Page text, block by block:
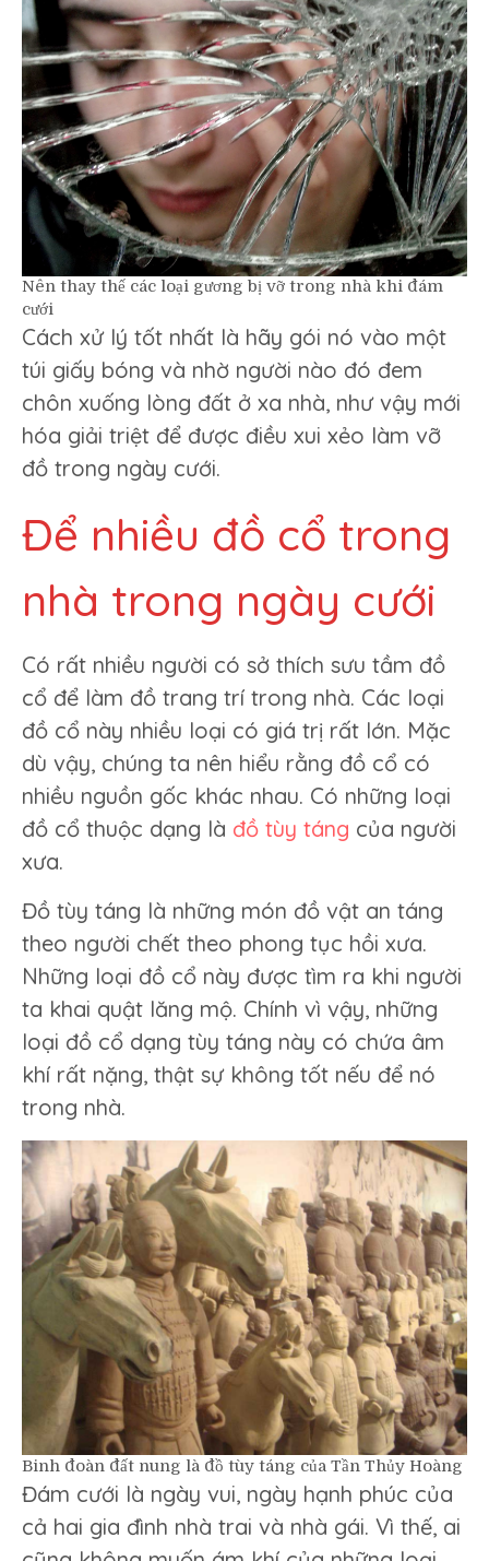
Nên thay thế các loại gương bị vỡ trong nhà khi đám
cưới
Cách xử lý tốt nhất là hãy gói nó vào một
túi giấy bóng và nhờ người nào đó đem
chôn xuống lòng đất ở xa nhà, như vậy mới
hóa giải triệt để được điều xui xẻo làm vỡ
đồ trong ngày cưới.
Để nhiều đồ cổ trong
nhà trong ngày cưới
Có rất nhiều người có sở thích sưu tầm đồ
cổ để làm đồ trang trí trong nhà. Các loại
đồ cổ này nhiều loại có giá trị rất lớn. Mặc
dù vậy, chúng ta nên hiểu rằng đồ cổ có
nhiều nguồn gốc khác nhau. Có những loại
đồ cổ thuộc dạng là đồ tùy táng của người
xưa.
Đồ tùy táng là những món đồ vật an táng
theo người chết theo phong tục hồi xưa.
Những loại đồ cổ này được tìm ra khi người
ta khai quật lăng mộ. Chính vì vậy, những
loại đồ cổ dạng tùy táng này có chứa âm
khí rất nặng, thật sự không tốt nếu để nó
trong nhà.
Binh đoàn đất nung là đồ tùy táng của Tần Thủy Hoàng
Đám cưới là ngày vui, ngày hạnh phúc của
cả hai gia đình nhà trai và nhà gái. Vì thế, ai